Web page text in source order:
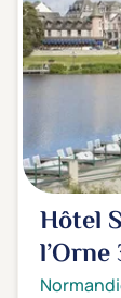
Hôtel
l’Orne